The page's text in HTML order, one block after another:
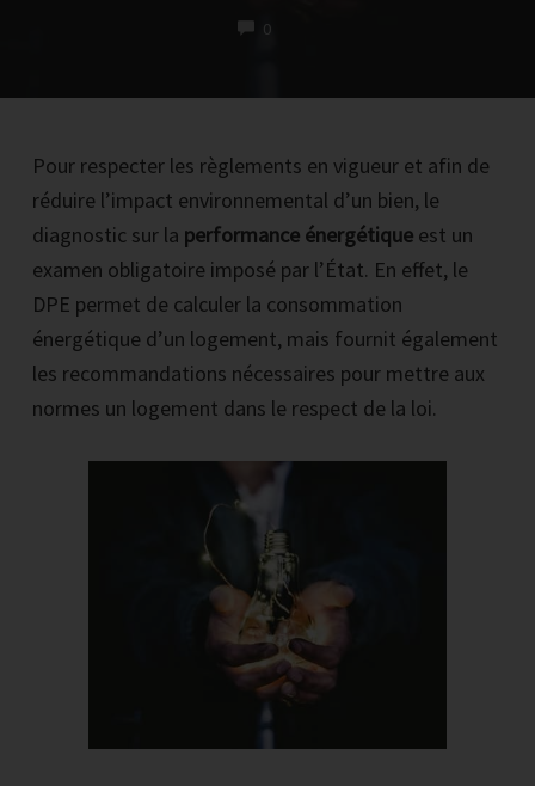
0COMMENTS
Pour respecter les règlements en vigueur et afin de
réduire l’impact environnemental d’un bien, le
diagnostic sur la performance énergétique est un
examen obligatoire imposé par l’État. En effet, le
DPE permet de calculer la consommation
énergétique d’un logement, mais fournit également
les recommandations nécessaires pour mettre aux
normes un logement dans le respect de la loi.
RECEVOIR LA PREMIERE VIDEO PAR EMAIL
Inscrire votre email et cliquez sur le bouton noir maintenant
*Vous recevrez par mail 1 vidéo par jour pendant 4 jours.
Chaque vidéo reprend les bases et l'on voit en détails une épreuve pour
que vous puissiez la comprendre, savoir la résoudre et passer à l'action.